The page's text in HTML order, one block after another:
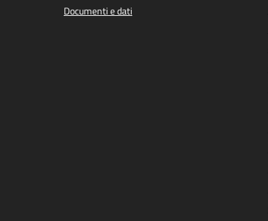
Documenti e dati